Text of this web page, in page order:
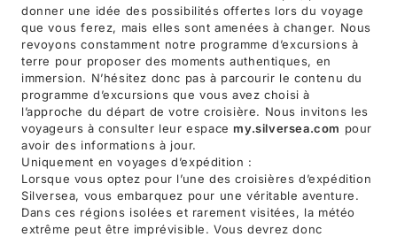
donner une idée des possibilités offertes lors du voyage
que vous ferez, mais elles sont amenées à changer. Nous
revoyons constamment notre programme d’excursions à
terre pour proposer des moments authentiques, en
immersion. N’hésitez donc pas à parcourir le contenu du
programme d’excursions que vous avez choisi à
l’approche du départ de votre croisière. Nous invitons les
voyageurs à consulter leur espacemy.silversea.com pour
avoir des informations à jour.
Uniquement en voyages d’expédition :
Lorsque vous optez pour l’une des croisières d’expédition
Silversea, vous embarquez pour une véritable aventure.
Dans ces régions isolées et rarement visitées, la météo
extrême peut être imprévisible. Vous devrez donc